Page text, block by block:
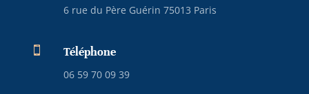
6 rue du Père Guérin 75013 Paris
 Téléphone
06 59 70 09 39